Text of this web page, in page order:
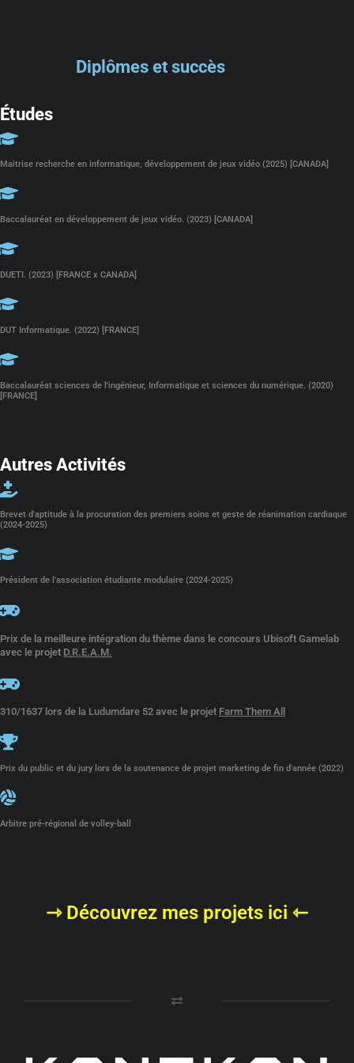
Diplômes et succès
Études
Maitrise recherche en informatique, développement de jeux vidéo (2025) [CANADA]
Baccalauréat en développement de jeux vidéo. (2023) [CANADA]
DUETI. (2023) [FRANCE x CANADA]
DUT Informatique. (2022) [FRANCE]
Baccalauréat sciences de l'ingénieur, Informatique et sciences du numérique. (2020)
[FRANCE]
Autres Activités
Brevet d'aptitude à la procuration des premiers soins et geste de réanimation cardiaque
(2024-2025)
Président de l'association étudiante modulaire (2024-2025)
Prix de la meilleure intégration du thème dans le concours Ubisoft Gamelab
avec le projet D.R.E.A.M.
310/1637 lors de la Ludumdare 52 avec le projet Farm Them All
Prix du public et du jury lors de la soutenance de projet marketing de fin d'année (2022)
Arbitre pré-régional de volley-ball
⇾ Découvrez mes projets ici ⇽